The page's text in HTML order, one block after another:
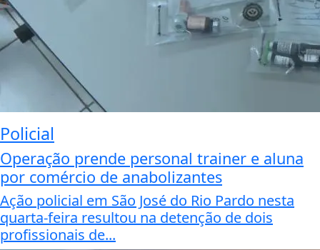
Policial
Operação prende personal trainer e aluna
por comércio de anabolizantes
Ação policial em São José do Rio Pardo nesta
quarta-feira resultou na detenção de dois
profissionais de...